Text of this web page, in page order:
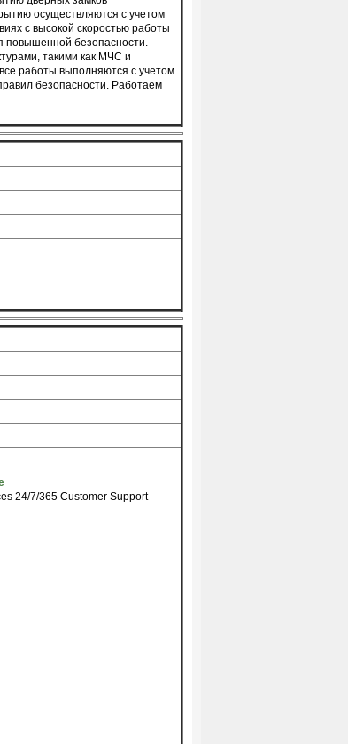
осуществляются с учетом
с высокой скоростью работы
повышенной безопасности.
такими как МЧС и
работы выполняются с учетом
безопасности. Работаем
24/7/365 Customer Support